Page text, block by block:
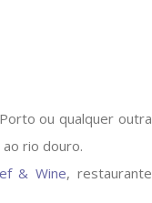
ou qualquer outra
rio douro.
& Wine, restaurante